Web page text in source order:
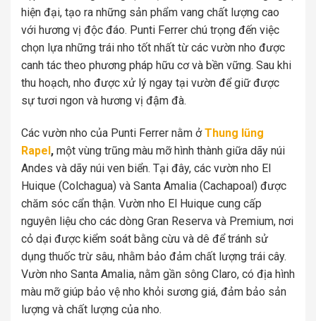
hiện đại, tạo ra những sản phẩm vang chất lượng cao
với hương vị độc đáo. Punti Ferrer chú trọng đến việc
chọn lựa những trái nho tốt nhất từ các vườn nho được
canh tác theo phương pháp hữu cơ và bền vững. Sau khi
thu hoạch, nho được xử lý ngay tại vườn để giữ được
sự tươi ngon và hương vị đậm đà.
Các vườn nho của Punti Ferrer nằm ởThung lũng
Rapel , một vùng trũng màu mỡ hình thành giữa dãy núi
Andes và dãy núi ven biển. Tại đây, các vườn nho El
Huique (Colchagua) và Santa Amalia (Cachapoal) được
chăm sóc cẩn thận. Vườn nho El Huique cung cấp
nguyên liệu cho các dòng Gran Reserva và Premium, nơi
cỏ dại được kiểm soát bằng cừu và dê để tránh sử
dụng thuốc trừ sâu, nhằm bảo đảm chất lượng trái cây.
Vườn nho Santa Amalia, nằm gần sông Claro, có địa hình
màu mỡ giúp bảo vệ nho khỏi sương giá, đảm bảo sản
lượng và chất lượng của nho.